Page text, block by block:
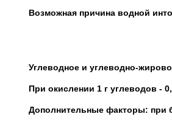
Возможная причина водной
Углеводное и углеводно-
При окислении 1 г углеводов -
Дополнительные факторы: при